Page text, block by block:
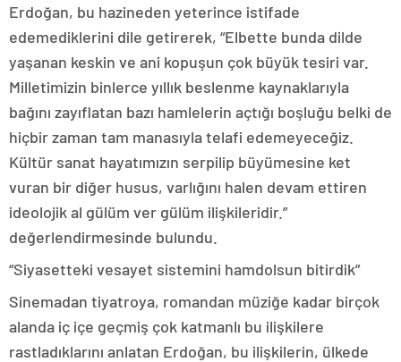
Erdoğan, bu hazineden yeterince istifade
edemediklerini dile getirerek, “Elbette bunda dilde
yaşanan keskin ve ani kopuşun çok büyük tesiri var.
Milletimizin binlerce yıllık beslenme kaynaklarıyla
bağını zayıflatan bazı hamlelerin açtığı boşluğu belki de
hiçbir zaman tam manasıyla telafi edemeyeceğiz.
Kültür sanat hayatımızın serpilip büyümesine ket
vuran bir diğer husus, varlığını halen devam ettiren
ideolojik al gülüm ver gülüm ilişkileridir.”
değerlendirmesinde bulundu.
“Siyasetteki vesayet sistemini hamdolsun bitirdik”
Sinemadan tiyatroya, romandan müziğe kadar birçok
alanda iç içe geçmiş çok katmanlı bu ilişkilere
rastladıklarını anlatan Erdoğan, bu ilişkilerin, ülkede